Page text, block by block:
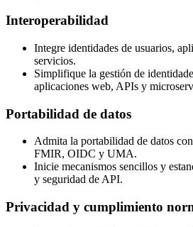
Interoperabilidad
Integre identidades de usuarios,
servicios.
Simplifique la gestión de
aplicaciones web, APIs y
Portabilidad de datos
Admita la portabilidad de datos
FMIR, OIDC y UMA.
Inicie mecanismos sencillos y
y seguridad de API.
Privacidad y cumplimiento